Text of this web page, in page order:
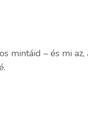
mintáid – és mi az,